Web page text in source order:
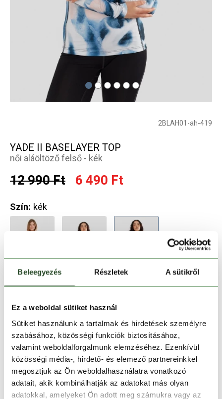
Beleegyezés Részletek A sütikről
Ez a weboldal sütiket használ
Sütiket használunk a tartalmak és hirdetések személyre
szabásához, közösségi funkciók biztosításához,
valamint weboldalforgalmunk elemzéséhez. Ezenkívül
közösségi média-, hirdető- és elemező partnereinkkel
megosztjuk az Ön weboldalhasználatra vonatkozó
adatait, akik kombinálhatják az adatokat más olyan
adatokkal, amelyeket Ön adott meg számukra vagy az
2BLAH01-ah-419
YADE II BASELAYER TOP
női aláöltöző felső - kék
12 990 Ft 6 490 Ft
Szín: kék
Kosárba teszem
Melyik üzletben elérhető|Foglalás